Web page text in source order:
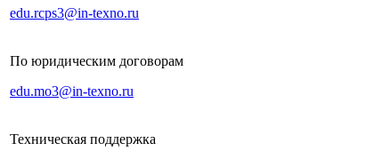
edu.rcps3@in-texno.ru
По юридическим договорам
edu.mo3@in-texno.ru
Техническая поддержка